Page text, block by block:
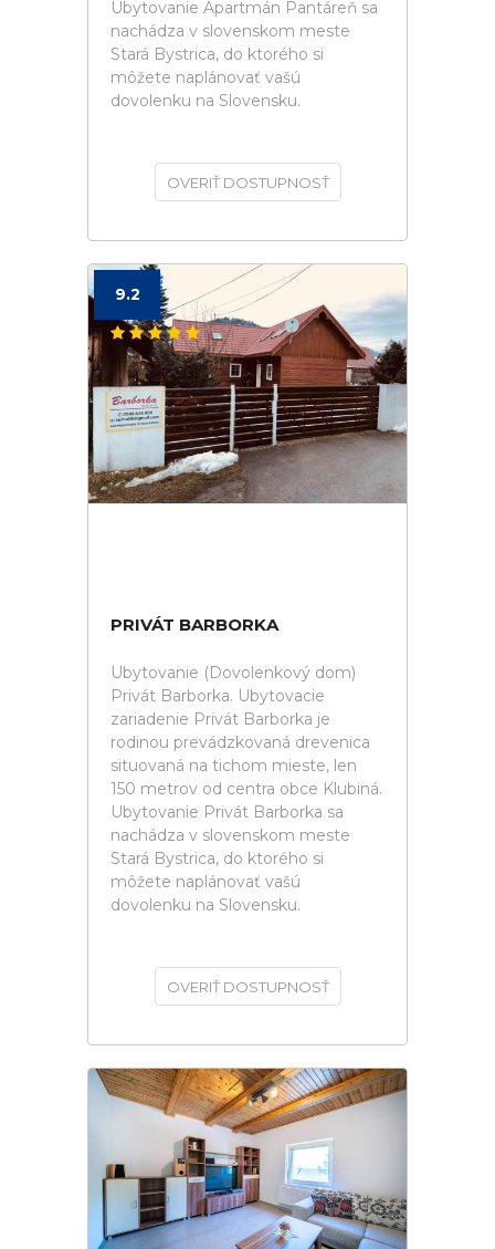
Ubytovanie Apartmán Pantáreň sa
nachádza v slovenskom meste
Stará Bystrica, do ktorého si
môžete naplánovať vašú
dovolenku na Slovensku.
OVERIŤ DOSTUPNOSŤ
9.2
PRIVÁT BARBORKA
Ubytovanie (Dovolenkový dom)
Privát Barborka. Ubytovacie
zariadenie Privát Barborka je
rodinou prevádzkovaná drevenica
situovaná na tichom mieste, len
150 metrov od centra obce Klubiná.
Ubytovanie Privát Barborka sa
nachádza v slovenskom meste
Stará Bystrica, do ktorého si
môžete naplánovať vašú
dovolenku na Slovensku.
OVERIŤ DOSTUPNOSŤ